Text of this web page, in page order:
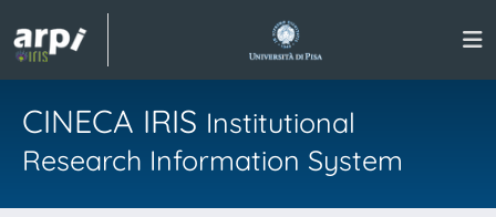
CINECA IRIS Institutional
Research Information System